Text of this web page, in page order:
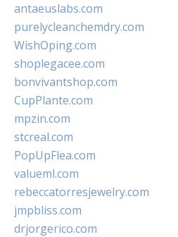
antaeuslabs.com
purelycleanchemdry.com
WishOping.com
shoplegacee.com
bonvivantshop.com
CupPlante.com
mpzin.com
stcreal.com
PopUpFlea.com
valueml.com
rebeccatorresjewelry.com
jmpbliss.com
drjorgerico.com